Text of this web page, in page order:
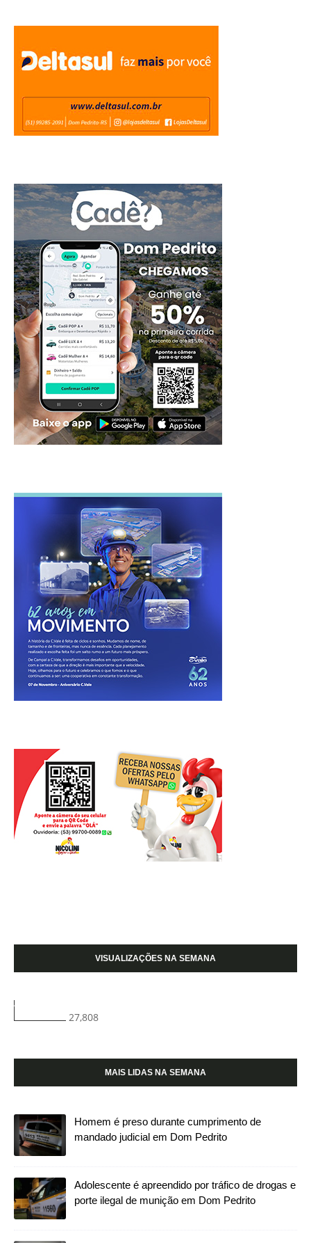
VISUALIZAÇÕES NA SEMANA
27,808
MAIS LIDAS NA SEMANA
Homem é preso durante cumprimento de
mandado judicial em Dom Pedrito
Adolescente é apreendido por tráfico de drogas e
porte ilegal de munição em Dom Pedrito